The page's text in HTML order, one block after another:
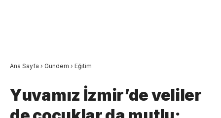
Ana Sayfa › Gündem › Eğitim
Yuvamız İzmir’de veliler